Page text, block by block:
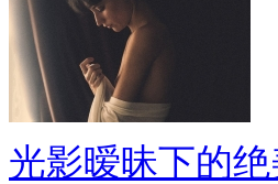
光影暧昧下的